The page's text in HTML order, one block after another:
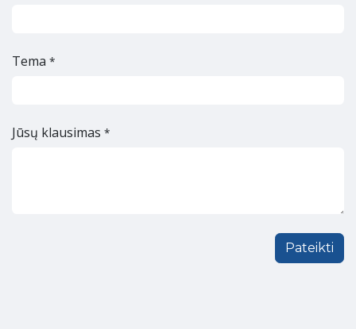
Tema *
Jūsų klausimas *
Pateikti